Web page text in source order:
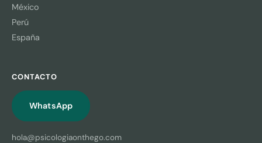
México
Perú
España
CONTACTO
WhatsApp
hola@psicologiaonthego.com